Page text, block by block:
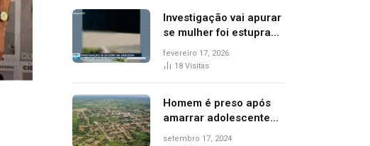
Investigação vai apurar
se mulher foi estuprada
na frente de base da
Guarda Metropolitana
fevereiro 17, 2026
18 Visitas
Homem é preso após
amarrar adolescente
suspeito de furto em
setembro 17, 2024